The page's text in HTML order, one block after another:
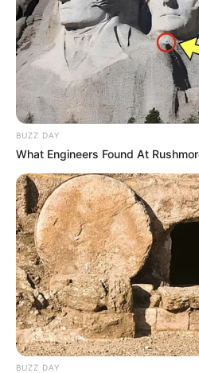
Swing Kids merupakan film hasil
Selain D.O, dalam film ini juga
Jung-se.
Swing Kids merupakan film hasil
sama. Bercerita tentang tentara
yang jatuh cinta dengan tariantap-
dalam pertunjukan di dalam penjara.
Ki Soo pun mengejar ambisinya
Banyak yang berkomentar positif
cuplikannya di atas.
Bagaimana? Film-film yang
bukan? Film-film yang pernah
beragam, tidak hanya drama
favorit kamu yang mana?
TAGS D.O. EXO FILM FILM
BUZZ DAY
What Engineers Found At
BUZZ DAY